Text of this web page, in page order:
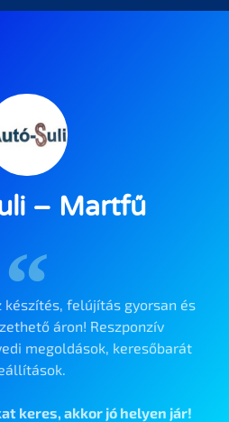
– Martfű
felújítás gyorsan és
áron! Reszponzív
megoldások, keresőbarát
keres, akkor jó helyen jár!